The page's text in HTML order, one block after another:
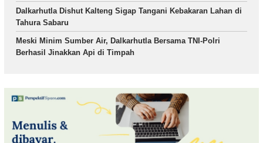
Dalkarhutla Dishut Kalteng Sigap Tangani Kebakaran Lahan di
Tahura Sabaru
Meski Minim Sumber Air, Dalkarhutla Bersama TNI-Polri
Berhasil Jinakkan Api di Timpah